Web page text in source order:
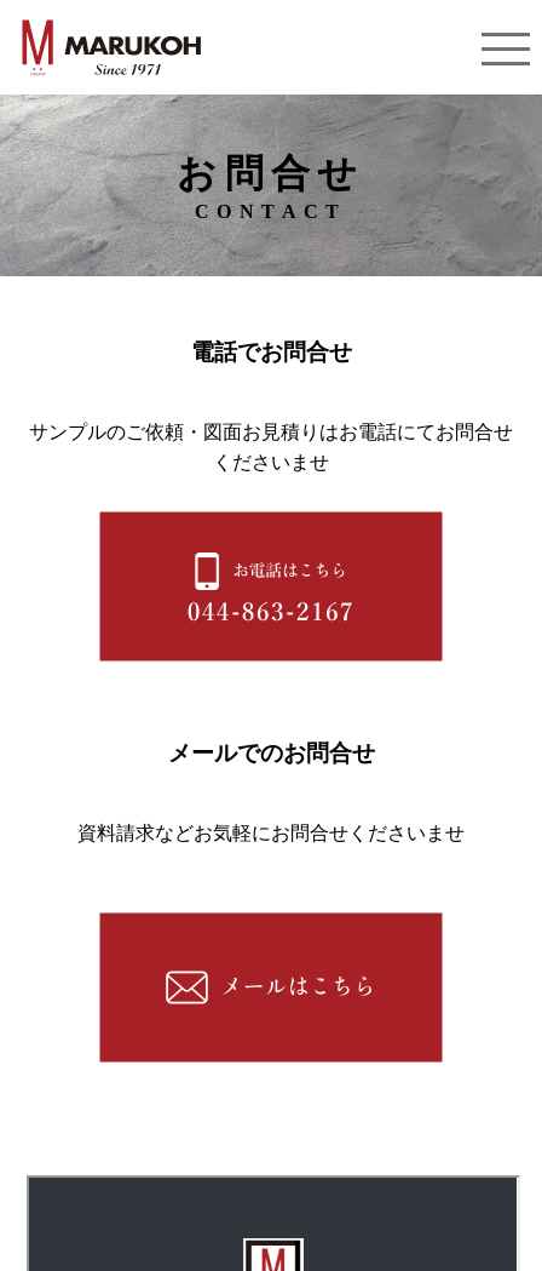
お問合せ
CONTACT
電話でお問合せ
サンプルのご依頼・図面お見積りはお電話にてお問合せ
くださいませ
メールでのお問合せ
資料請求などお気軽にお問合せくださいませ